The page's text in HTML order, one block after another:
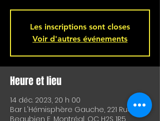
Les inscriptions sont closes
Voir d'autres événements
Heure et lieu
14 déc. 2023, 20 h 00
Bar L'Hémisphère Gauche, 221 Rue